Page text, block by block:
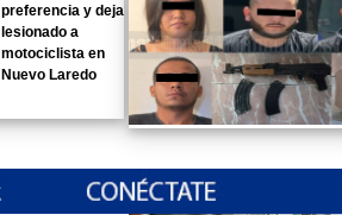
preferencia y deja
lesionado a
motociclista en
Nuevo Laredo